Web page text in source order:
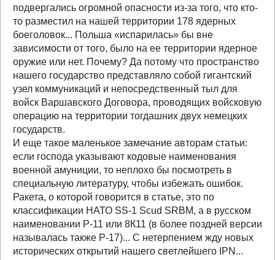
подвергались огромной опасности из-за того, что кто-
то разместил на нашей территории 178 ядерных
боеголовок... Польша «испарилась» бы вне
зависимости от того, было на ее территории ядерное
оружие или нет. Почему? Да потому что пространство
нашего государство представляло собой гигантский
узел коммуникаций и непосредственный тыл для
войск Варшавского Договора, проводящих войсковую
операцию на территории тогдашних двух немецких
государств.
И еще такое маленькое замечание авторам статьи:
если господа указывают кодовые наименования
военной амуниции, то неплохо бы посмотреть в
специальную литературу, чтобы избежать ошибок.
Ракета, о которой говорится в статье, это по
классификации НАТО SS-1 Scud SRBM, а в русском
наименовании Р-11 или 8К11 (в более поздней версии
называлась также Р-17)... С нетерпением жду новых
исторических открытий нашего светлейшего IPN...